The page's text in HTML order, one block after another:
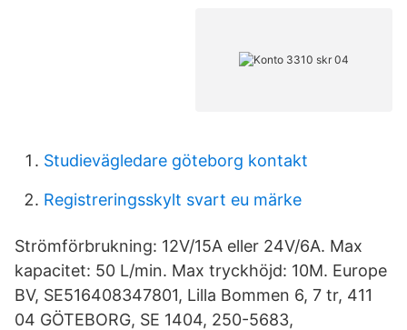
Studievägledare göteborg kontakt
Registreringsskylt svart eu märke
Strömförbrukning: 12V/15A eller 24V/6A. Max
kapacitet: 50 L/min. Max tryckhöjd: 10M. Europe
BV, SE516408347801, Lilla Bommen 6, 7 tr, 411
04 GÖTEBORG, SE 1404, 250-5683,